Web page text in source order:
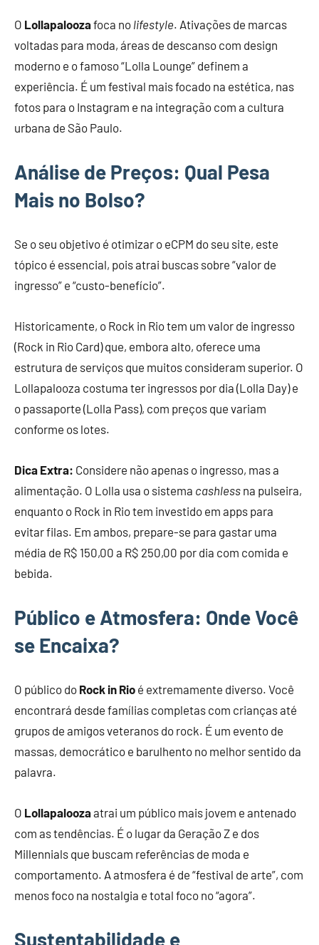
O Lollapaloozafoca no lifestyle. Ativações de marcas
voltadas para moda, áreas de descanso com design
moderno e o famoso “Lolla Lounge” definem a
experiência. É um festival mais focado na estética, nas
fotos para o Instagram e na integração com a cultura
urbana de São Paulo.
Análise de Preços: Qual Pesa
Mais no Bolso?
Se o seu objetivo é otimizar o eCPM do seu site, este
tópico é essencial, pois atrai buscas sobre “valor de
ingresso” e “custo-benefício”.
Historicamente, o Rock in Rio tem um valor de ingresso
(Rock in Rio Card) que, embora alto, oferece uma
estrutura de serviços que muitos consideram superior. O
Lollapalooza costuma ter ingressos por dia (Lolla Day) e
o passaporte (Lolla Pass), com preços que variam
conforme os lotes.
Dica Extra: Considere não apenas o ingresso, mas a
alimentação. O Lolla usa o sistema cashless na pulseira,
enquanto o Rock in Rio tem investido em apps para
evitar filas. Em ambos, prepare-se para gastar uma
média de R$ 150,00 a R$ 250,00 por dia com comida e
bebida.
Público e Atmosfera: Onde Você
se Encaixa?
O público do Rock in Rio é extremamente diverso. Você
encontrará desde famílias completas com crianças até
grupos de amigos veteranos do rock. É um evento de
massas, democrático e barulhento no melhor sentido da
palavra.
O Lollapaloozaatrai um público mais jovem e antenado
com as tendências. É o lugar da Geração Z e dos
Millennials que buscam referências de moda e
comportamento. A atmosfera é de “festival de arte”, com
menos foco na nostalgia e total foco no “agora”.
Sustentabilidade e